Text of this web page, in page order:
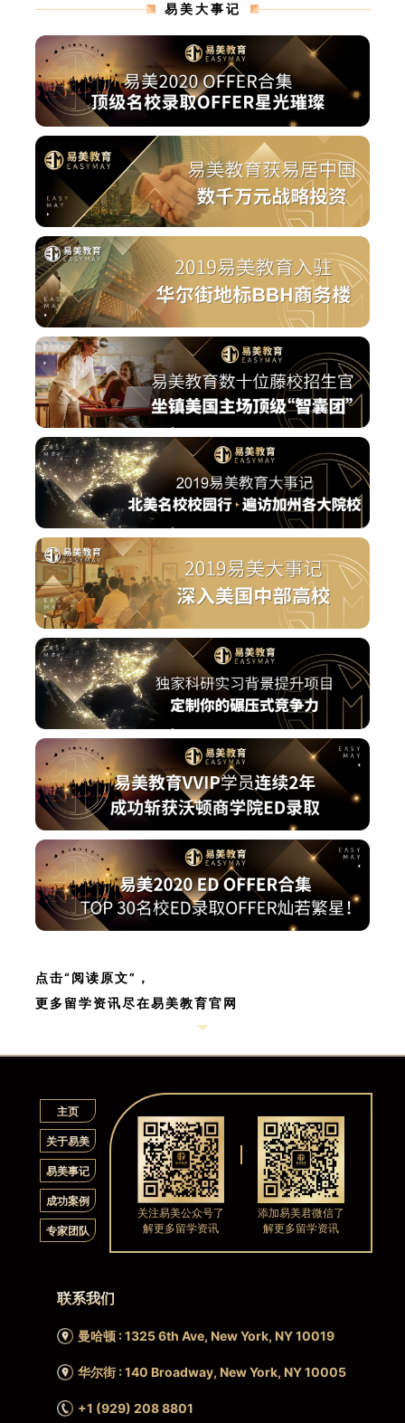
易美大事记
点击“阅读原文”，
更多留学资讯尽在易美教育官网
主页
关于易美
易美事记
成功案例
专家团队
联系我们
曼哈顿 : 1325 6th Ave, New York, NY 10019
华尔街 : 140 Broadway, New York, NY 10005
+1 (929) 208 8801
关注易美公众号了
解更多留学资讯
添加易美君微信了
解更多留学资讯